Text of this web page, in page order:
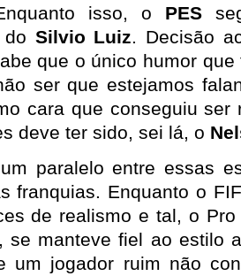
isso, o PES
Silvio Luiz. Decisão
que o único humor
ser que estejamos
cara que conseguiu ser
deve ter sido, sei lá, o
paralelo entre essas
franquias. Enquanto o
de realismo e tal, o
se manteve fiel ao estilo
um jogador ruim não